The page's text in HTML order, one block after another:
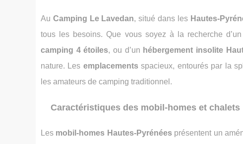
Au Camping Le Lavedan, situé dans les Hautes-
tous les besoins. Que vous soyez à la recherche d’un
camping 4 étoiles, ou d’un hébergement insolite
nature. Les emplacements spacieux, entourés par la
les amateurs de camping traditionnel.
Caractéristiques des mobil-homes et chalets
Les mobil-homes Hautes-Pyrénées présentent un